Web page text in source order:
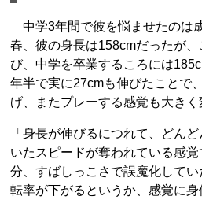
中学3年間で彼を悩ませたのは
春、彼の身長は158cmだったが
び、中学を卒業するころには
年半で実に27cmも伸びたことで
げ、またプレーする感覚も大きく
「身長が伸びるにつれて、どん
いたスピードが奪われている感
分、すばしっこさで誤魔化して
転率が下がるというか、感覚に